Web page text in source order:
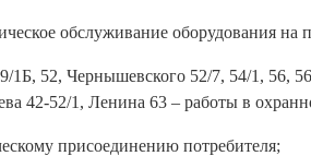
обслуживание оборудования на
1Б, 52, Чернышевского 52/7, 54/1, 56,
42-52/1, Ленина 63 – работы в
присоединению потребителя;